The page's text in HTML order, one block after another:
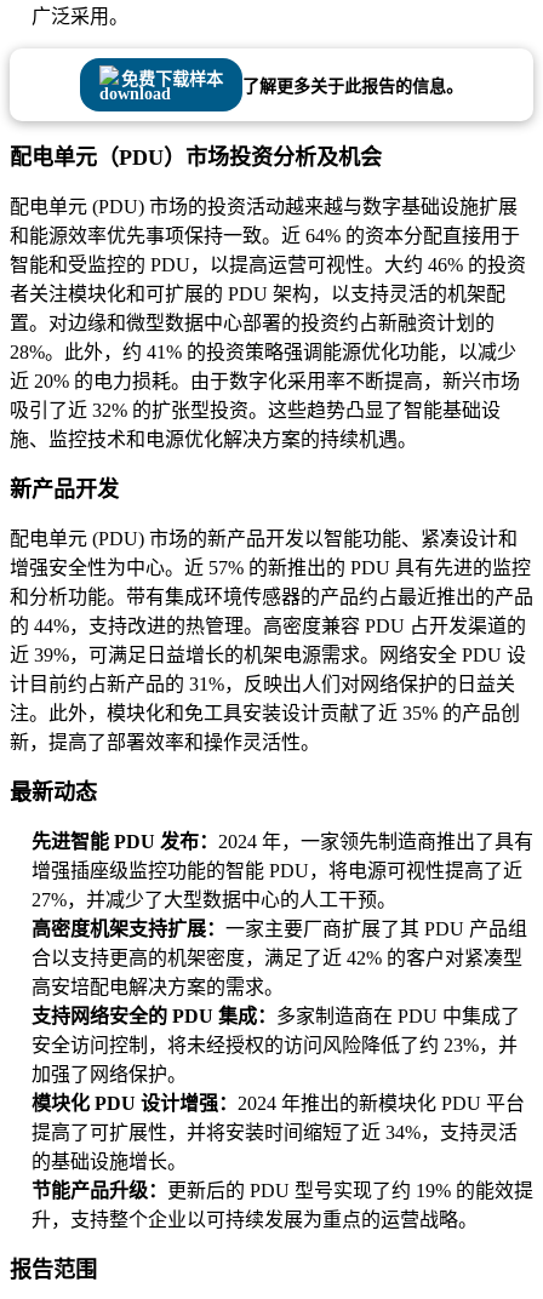
广泛采用。
免费下载样本 了解更多关于此报告的信息。
配电单元（PDU）市场投资分析及机会
配电单元 (PDU) 市场的投资活动越来越与数字基础设施扩展
和能源效率优先事项保持一致。近 64% 的资本分配直接用于
智能和受监控的 PDU，以提高运营可视性。大约 46% 的投资
者关注模块化和可扩展的 PDU 架构，以支持灵活的机架配
置。对边缘和微型数据中心部署的投资约占新融资计划的
28%。此外，约 41% 的投资策略强调能源优化功能，以减少
近 20% 的电力损耗。由于数字化采用率不断提高，新兴市场
吸引了近 32% 的扩张型投资。这些趋势凸显了智能基础设
施、监控技术和电源优化解决方案的持续机遇。
新产品开发
配电单元 (PDU) 市场的新产品开发以智能功能、紧凑设计和
增强安全性为中心。近 57% 的新推出的 PDU 具有先进的监控
和分析功能。带有集成环境传感器的产品约占最近推出的产品
的 44%，支持改进的热管理。高密度兼容 PDU 占开发渠道的
近 39%，可满足日益增长的机架电源需求。网络安全 PDU 设
计目前约占新​​产品的 31%，反映出人们对网络保护的日益关
注。此外，模块化和免工具安装设计贡献了近 35% 的产品创
新，提高了部署效率和操作灵活性。
最新动态
先进智能 PDU 发布： 2024 年，一家领先制造商推出了具有
增强插座级监控功能的智能 PDU，将电源可视性提高了近
27%，并减少了大型数据中心的人工干预。
高密度机架支持扩展： 一家主要厂商扩展了其 PDU 产品组
合以支持更高的机架密度，满足了近 42% 的客户对紧凑型
高安培配电解决方案的需求。
支持网络安全的 PDU 集成： 多家制造商在 PDU 中集成了
安全访问控制，将未经授权的访问风险降低了约 23%，并
加强了网络保护。
模块化 PDU 设计增强： 2024 年推出的新模块化 PDU 平台
提高了可扩展性，并将安装时间缩短了近 34%，支持灵活
的基础设施增长。
节能产品升级：
更新后的 PDU 型号实现了约 19% 的能效提
升，支持整个企业以可持续发展为重点的运营战略。
报告范围